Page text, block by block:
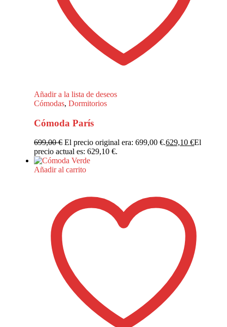
Añadir a la lista de deseos
Cómodas,Dormitorios
Cómoda París
699,00€ El precio original era: 699,00 €.629,10€El
precio actual es: 629,10 €.
Añadir al carrito